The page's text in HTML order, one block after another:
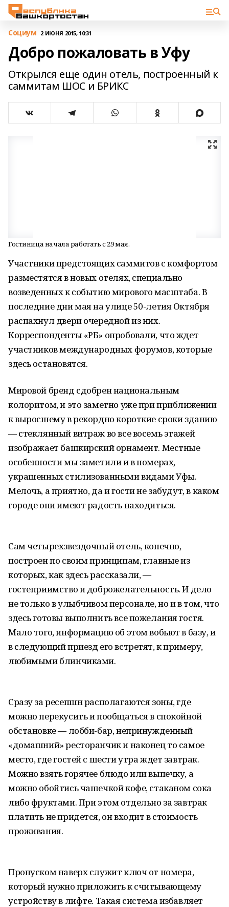
Cоциум 2 ИЮНЯ 2015, 10:31
Добро пожаловать в Уфу
Открылся еще один отель, построенный к
саммитам ШОС и БРИКС
Гостиница начала работать с 29 мая.
Участники предстоящих саммитов с комфортом
разместятся в новых отелях, специально
возведенных к событию мирового масштаба. В
последние дни мая на улице 50-летия Октября
распахнул двери очередной из них.
Корреспонденты «РБ» опробовали, что ждет
участников международных форумов, которые
здесь остановятся.
Мировой бренд сдобрен национальным
колоритом, и это заметно уже при приближении
к выросшему в рекордно короткие сроки зданию
— стеклянный витраж во все восемь этажей
изображает башкирский орнамент. Местные
особенности мы заметили и в номерах,
украшенных стилизованными видами Уфы.
Мелочь, а приятно, да и гости не забудут, в каком
городе они имеют радость находиться.
Сам четырехзвездочный отель, конечно,
построен по своим принципам, главные из
которых, как здесь рассказали, —
гостеприимство и доброжелательность. И дело
не только в улыбчивом персонале, но и в том, что
здесь готовы выполнить все пожелания гостя.
Мало того, информацию об этом вобьют в базу, и
в следующий приезд его встретят, к примеру,
любимыми блинчиками.
Сразу за ресепшн располагаются зоны, где
можно перекусить и пообщаться в спокойной
обстановке — лобби-бар, непринужденный
«домашний» ресторанчик и наконец то самое
место, где гостей с шести утра ждет завтрак.
Можно взять горячее блюдо или выпечку, а
можно обойтись чашечкой кофе, стаканом сока
либо фруктами. При этом отдельно за завтрак
платить не придется, он входит в стоимость
проживания.
Пропуском наверх служит ключ от номера,
который нужно приложить к считывающему
устройству в лифте. Такая система избавляет